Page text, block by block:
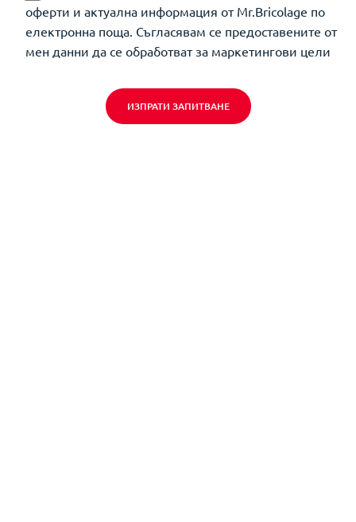
оферти и актуална информация от Mr.Bricolage по
електронна поща. Съгласявам се предоставените от
мен данни да се обработват за маркетингови цели
ИЗПРАТИ ЗАПИТВАНЕ